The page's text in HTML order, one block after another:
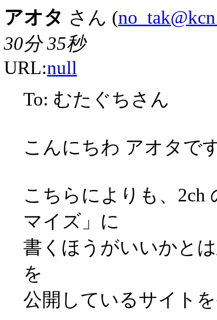
アオタ さん (
30分 35秒
URL:null
To: むたぐちさん
こんにちわ アオタで
こちらによりも、2ch
マイズ」に
書くほうがいいかと
を
公開しているサイト